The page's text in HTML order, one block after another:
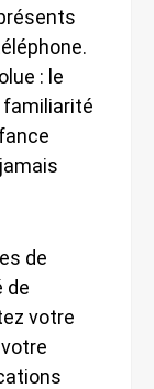
: le
de
de
votre